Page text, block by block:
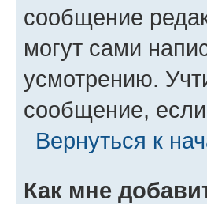
сообщение
могут сами
усмотрению.
сообщение, если
Вернуться к
Как мне